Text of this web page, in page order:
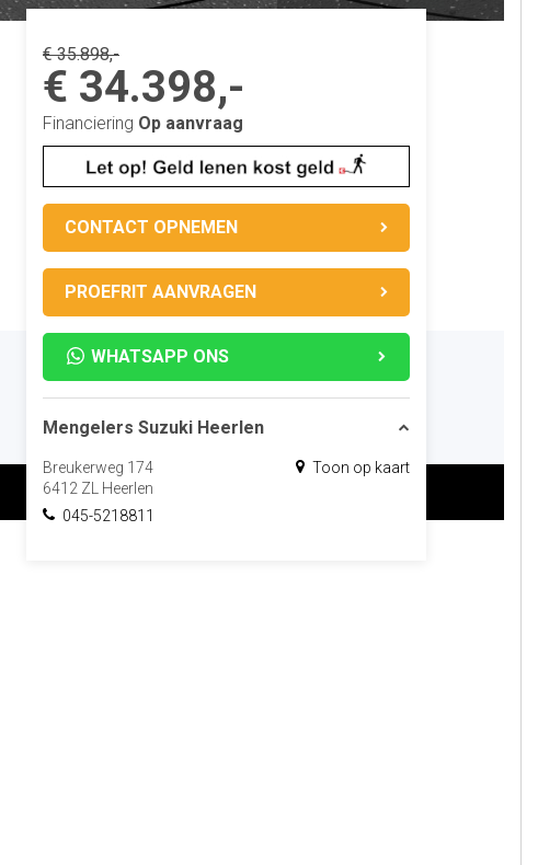
€ 35.898,-
€ 34.398,-
Financiering Op aanvraag
CONTACT OPNEMEN
PROEFRIT AANVRAGEN
WHATSAPP ONS
Mengelers Suzuki Heerlen
Breukerweg 174
6412 ZL Heerlen
045-5218811
Toon op kaart